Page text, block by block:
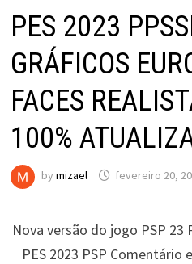
PES 2023
GRÁFICOS
FACES
100%
by mizael fevereiro 20,
Nova versão do jogo PSP 23
PES 2023 PSP